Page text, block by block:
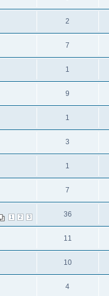
2
7
1
9
1
3
1
7
1 2 3 36
11
10
4